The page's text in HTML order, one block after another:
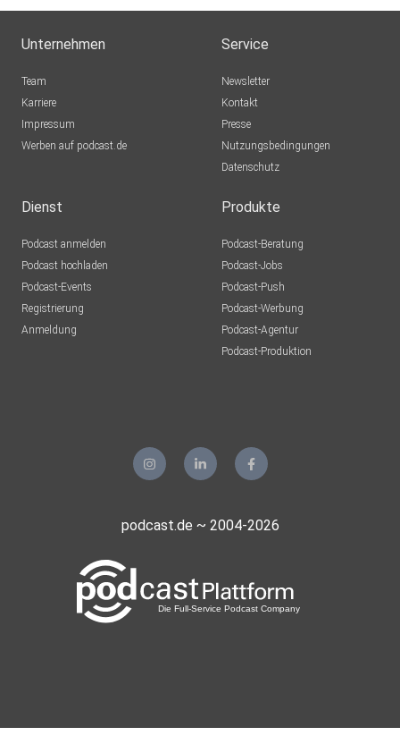
Unternehmen
Team
Karriere
Impressum
Werben auf podcast.de
Service
Newsletter
Kontakt
Presse
Nutzungsbedingungen
Datenschutz
Dienst
Podcast anmelden
Podcast hochladen
Podcast-Events
Registrierung
Anmeldung
Produkte
Podcast-Beratung
Podcast-Jobs
Podcast-Push
Podcast-Werbung
Podcast-Agentur
Podcast-Produktion
podcast.de ~ 2004-2026